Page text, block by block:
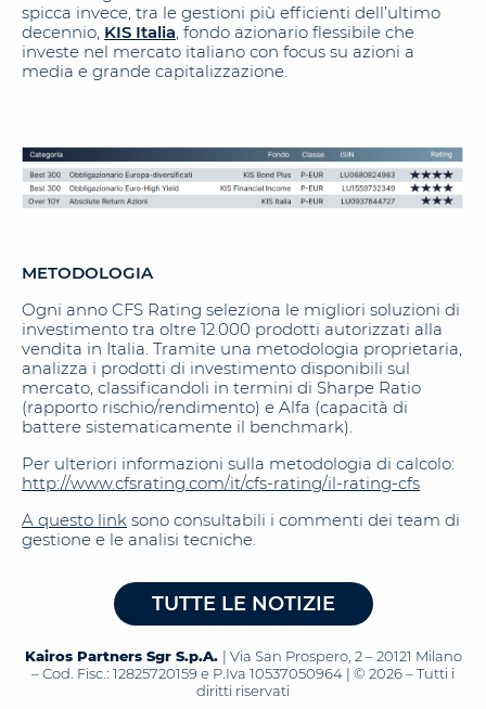
spicca invece, tra le gestioni più efficienti dell’ultimo
decennio, KIS Italia , fondo azionario flessibile che
investe nel mercato italiano con focus su azioni a
media e grande capitalizzazione.
METODOLOGIA
Ogni anno CFS Rating seleziona le migliori soluzioni di
investimento tra oltre 12.000 prodotti autorizzati alla
vendita in Italia. Tramite una metodologia proprietaria,
analizza i prodotti di investimento disponibili sul
mercato, classificandoli in termini di Sharpe Ratio
(rapporto rischio/rendimento) e Alfa (capacità di
battere sistematicamente il benchmark).
Per ulteriori informazioni sulla metodologia di calcolo:
http://www.cfsrating.com/it/cfs-rating/il-rating-cfs
A questo link sono consultabili i commenti dei team di
gestione e le analisi tecniche.
TUTTE LE NOTIZIE
Kairos Partners Sgr S.p.A. | Via San Prospero, 2 – 20121 Milano
– Cod. Fisc.: 12825720159 e P.Iva 10537050964 | © 2026 – Tutti i
diritti riservati